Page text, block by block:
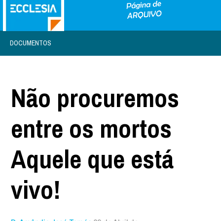
DOCUMENTOS
Não procuremos
entre os mortos
Aquele que está
vivo!